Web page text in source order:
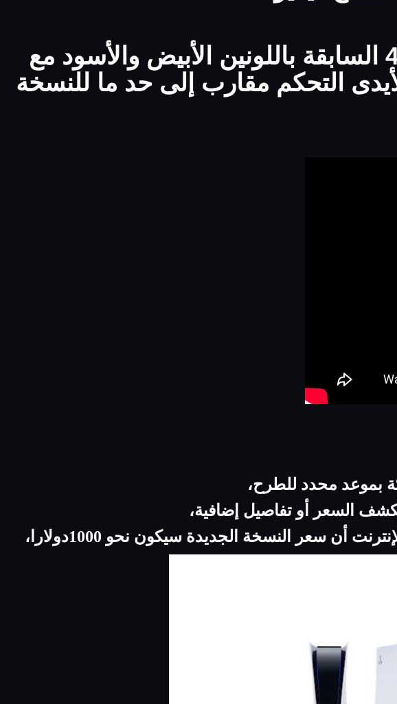
الذى يختلف عن تصاميم النسخة الـ4 السابقة باللونين الأبيض والأسود مع
التحكم مقارب إلى حد ما للنسخة
أن سعر النسخة الجديدة سيكون نحو 1000دولارا،